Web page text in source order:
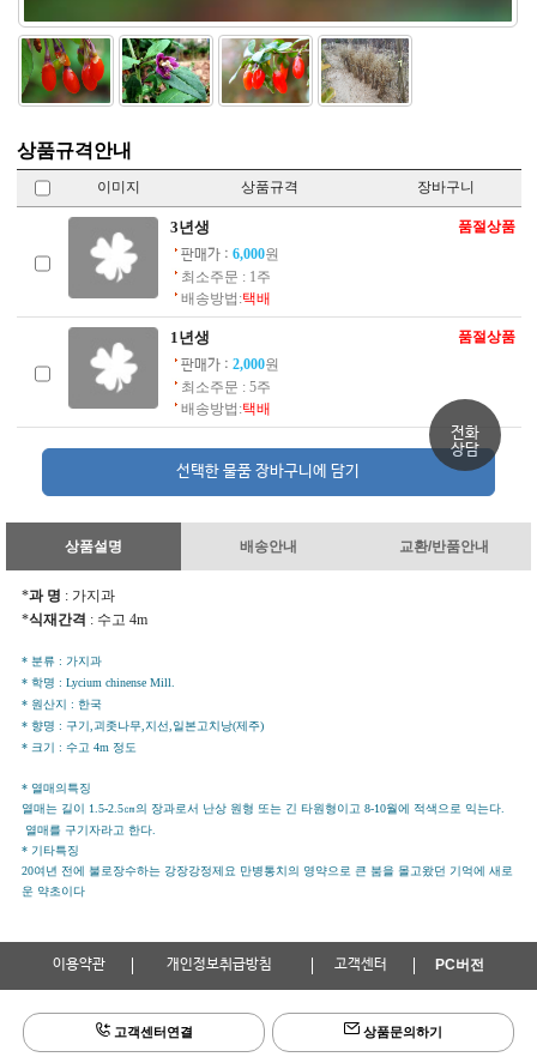
전화
상담
상품규격안내
이미지 상품규격 장바구니
3년생
판매가 : 6,000원
최소주문 : 1주
배송방법:택배
품절상품
1년생
판매가 : 2,000원
최소주문 : 5주
배송방법:택배
품절상품
상품설명 배송안내 교환/반품안내
*과 명 : 가지과
*식재간격 : 수고 4m
* 분류 : 가지과
* 학명 : Lycium chinense Mill.
* 원산지 : 한국
* 향명 : 구기,괴좃나무,지선,일본고치낭(제주)
* 크기 : 수고 4m 정도
* 열매의특징
열매는 길이 1.5-2.5㎝의 장과로서 난상 원형 또는 긴 타원형이고 8-10월에 적색으로 익는다.
열매를 구기자라고 한다.
* 기타특징
20여년 전에 불로장수하는 강장강정제요 만병통치의 영약으로 큰 붐을 몰고왔던 기억에 새로
운 약초이다
이용약관 개인정보취급방침 고객센터 PC버전
고객센터연결 상품문의하기